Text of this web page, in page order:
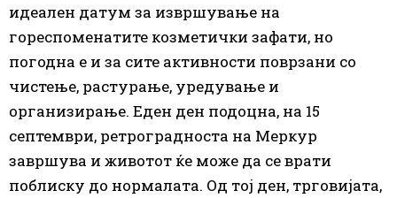
идеален датум за извршување на
гореспоменатите козметички зафати, но
погодна е и за сите активности поврзани со
чистење, растурање, уредување и
организирање. Еден ден подоцна, на 15
септември, ретроградноста на Меркур
завршува и животот ќе може да се врати
поблиску до нормалата. Од тој ден, трговијата,